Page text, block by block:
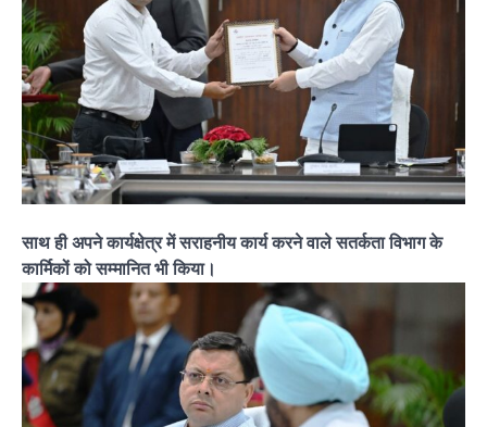
साथ ही अपने कार्यक्षेत्र में सराहनीय कार्य करने वाले सतर्कता विभाग के
कार्मिकों को सम्मानित भी किया।